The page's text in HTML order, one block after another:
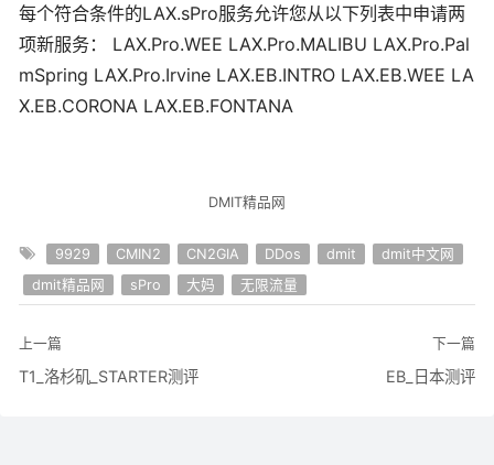
每个符合条件的LAX.sPro服务允许您从以下列表中申请两
项新服务： LAX.Pro.WEE LAX.Pro.MALIBU LAX.Pro.Pal
mSpring LAX.Pro.Irvine LAX.EB.INTRO LAX.EB.WEE LA
X.EB.CORONA LAX.EB.FONTANA
DMIT精品网
9929 CMIN2 CN2GIA DDos dmit
dmit中文网
dmit精品网
sPro 大妈 无限流量
上一篇
T1_洛杉矶_STARTER测评
下一篇
EB_日本测评